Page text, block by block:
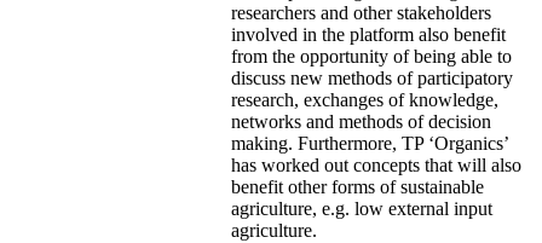
researchers and other stakeholders
involved in the platform also benefit
from the opportunity of being able to
discuss new methods of participatory
research, exchanges of knowledge,
networks and methods of decision
making. Furthermore, TP ‘Organics’
has worked out concepts that will also
benefit other forms of sustainable
agriculture, e.g. low external input
agriculture.